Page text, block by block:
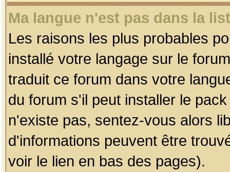
Ma langue n'est pas dans la
Les raisons les plus probables
installé votre langage sur le
traduit ce forum dans votre
du forum s'il peut installer le
n'existe pas, sentez-vous alors
d'informations peuvent être
voir le lien en bas des pages).